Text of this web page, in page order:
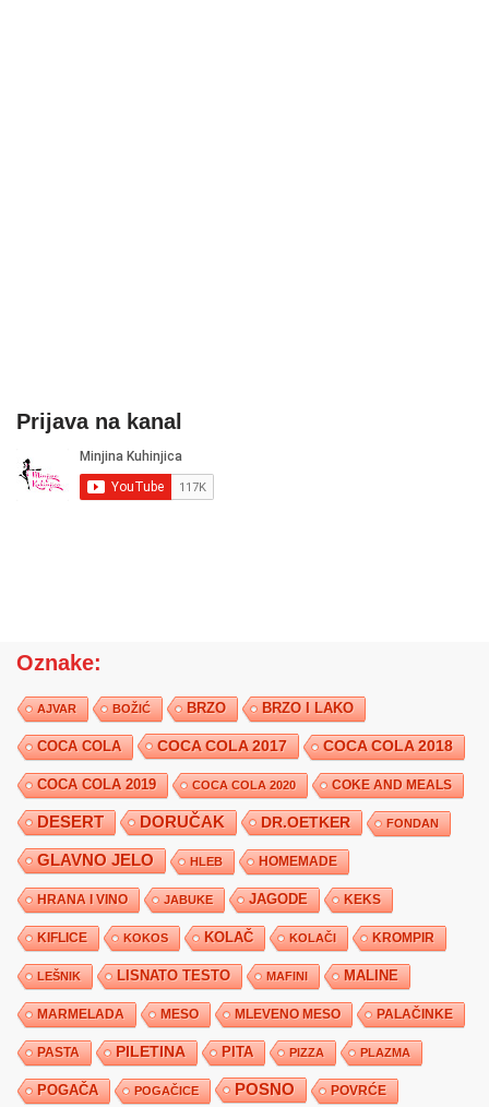
Prijava na kanal
Oznake:
AJVAR BOŽIĆ BRZO BRZO I LAKO
COCA COLA COCA COLA 2017 COCA COLA 2018
COCA COLA 2019 COCA COLA 2020 COKE AND MEALS
DESERT DORUČAK DR.OETKER FONDAN
GLAVNO JELO HLEB HOMEMADE
HRANA I VINO JABUKE JAGODE KEKS
KIFLICE KOKOS KOLAČ KOLAČI KROMPIR
LEŠNIK LISNATO TESTO MAFINI MALINE
MARMELADA MESO MLEVENO MESO PALAČINKE
PASTA PILETINA PITA PIZZA PLAZMA
POGAČA POGAČICE POSNO POVRĆE